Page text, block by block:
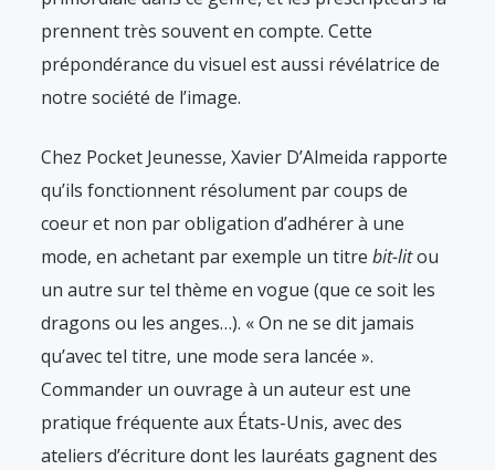
prennent très souvent en compte. Cette
prépondérance du visuel est aussi révélatrice de
notre société de l’image.
Chez Pocket Jeunesse, Xavier D’Almeida rapporte
qu’ils fonctionnent résolument par coups de
coeur et non par obligation d’adhérer à une
mode, en achetant par exemple un titre bit-litou
un autre sur tel thème en vogue (que ce soit les
dragons ou les anges…). « On ne se dit jamais
qu’avec tel titre, une mode sera lancée ».
Commander un ouvrage à un auteur est une
pratique fréquente aux États-Unis, avec des
ateliers d’écriture dont les lauréats gagnent des